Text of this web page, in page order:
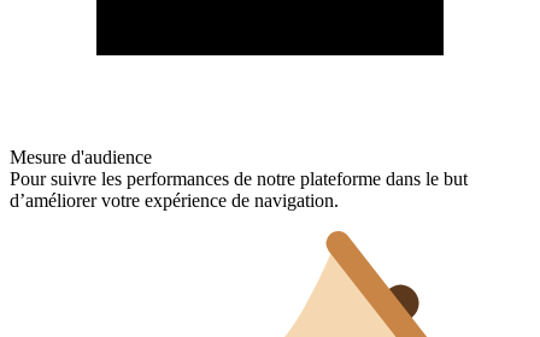
Mesure d'audience
Pour suivre les performances de notre plateforme dans le but
d’améliorer votre expérience de navigation.